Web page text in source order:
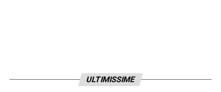
IV: MARCENAROULTIMISSIME